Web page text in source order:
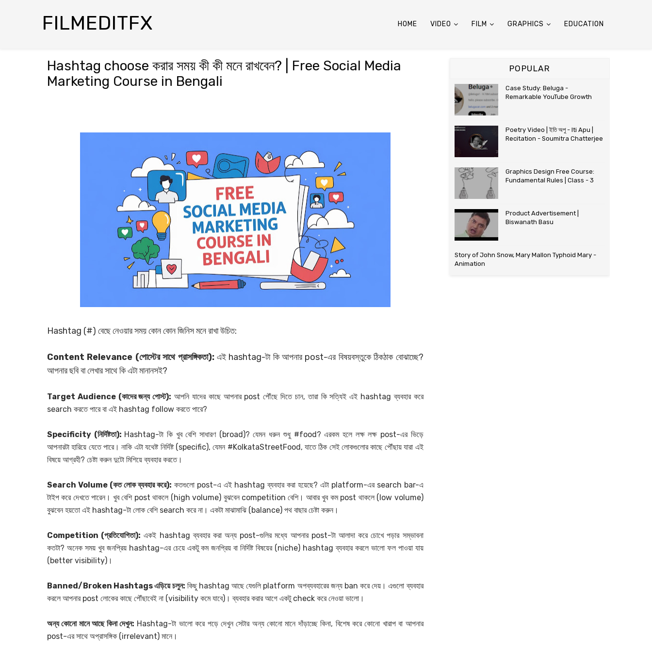
FILMEDITFX HOME VIDEO FILM GRAPHICS EDUCATION
Hashtag choose করার সময় কী কী মনে রাখবেন? | Free Social Media
Marketing Course in Bengali
Hashtag (#) বেছে নেওয়ার সময় কোন কোন জিনিস মনে রাখা উচিত:
Content Relevance (পোস্টের সাথে প্রাসঙ্গিকতা):এই hashtag-টা কি আপনার post-এর বিষয়বস্তুকে ঠিকঠাক বোঝাচ্ছে?
আপনার ছবি বা লেখার সাথে কি এটা মানানসই?
Target Audience (কাদের জন্য পোস্ট): আপনি যাদের কাছে আপনার post পৌঁছে দিতে চান, তারা কি সত্যিই এই hashtag ব্যবহার করে
search করতে পারে বা এই hashtag follow করতে পারে?
Specificity (নির্দিষ্টতা): Hashtag-টা কি খুব বেশি সাধারণ (broad)? যেমন ধরুন শুধু #food? এরকম হলে লক্ষ লক্ষ post-এর ভিড়ে
আপনারটা হারিয়ে যেতে পারে। নাকি এটা যথেষ্ট নির্দিষ্ট (specific), যেমন #KolkataStreetFood, যাতে ঠিক সেই লোকগুলোর কাছে পৌঁছায় যারা এই
বিষয়ে আগ্রহী? চেষ্টা করুন দুটো মিশিয়ে ব্যবহার করতে।
Search Volume (কত লোক ব্যবহার করে): কতগুলো post-এ এই hashtag ব্যবহার করা হয়েছে? এটা platform-এর search bar-এ
টাইপ করে দেখতে পারেন। খুব বেশি post থাকলে (high volume) বুঝবেন competition বেশি। আবার খুব কম post থাকলে (low volume)
বুঝবেন হয়তো এই hashtag-টা লোক বেশি search করে না। একটা মাঝামাঝি (balance) পথ বাছার চেষ্টা করুন।
Competition (প্রতিযোগিতা): একই hashtag ব্যবহার করা অন্য post-গুলির মধ্যে আপনার post-টা আলাদা করে চোখে পড়ার সম্ভাবনা
কতটা? অনেক সময় খুব জনপ্রিয় hashtag-এর চেয়ে একটু কম জনপ্রিয় বা নির্দিষ্ট বিষয়ের (niche) hashtag ব্যবহার করলে ভালো ফল পাওয়া যায়
(better visibility)।
Banned/Broken Hashtags এড়িয়ে চলুন: কিছু hashtag আছে যেগুলি platform অপব্যবহারের জন্য ban করে দেয়। এগুলো ব্যবহার
করলে আপনার post লোকের কাছে পৌঁছাবেই না (visibility কমে যাবে)। ব্যবহার করার আগে একটু check করে নেওয়া ভালো।
অন্য কোনো মানে আছে কিনা দেখুন: Hashtag-টা ভালো করে পড়ে দেখুন সেটার অন্য কোনো মানে দাঁড়াচ্ছে কিনা, বিশেষ করে কোনো খারাপ বা আপনার
post-এর সাথে অপ্রাসঙ্গিক (irrelevant) মানে।
POPULAR
Case Study: Beluga -
Remarkable YouTube Growth
Poetry Video | ইতি অপু - Iti Apu |
Recitation - Soumitra Chatterjee
Graphics Design Free Course:
Fundamental Rules | Class - 3
Product Advertisement |
Biswanath Basu
Story of John Snow, Mary Mallon Typhoid Mary -
Animation